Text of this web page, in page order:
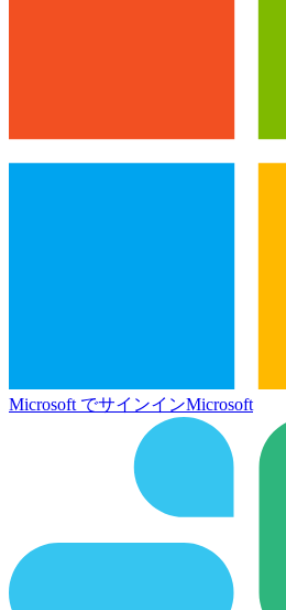
Microsoft でサインインMicrosoft